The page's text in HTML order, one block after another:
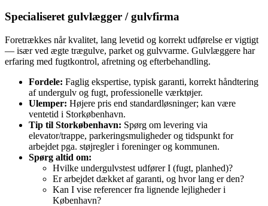
Specialiseret gulvlægger / gulvfirma
Foretrækkes når kvalitet, lang levetid og korrekt udførelse er vigtigt
— især ved ægte trægulve, parket og gulvvarme. Gulvlæggere har
erfaring med fugtkontrol, afretning og efterbehandling.
Fordele: Faglig ekspertise, typisk garanti, korrekt håndtering
af undergulv og fugt, professionelle værktøjer.
Ulemper: Højere pris end standardløsninger; kan være
ventetid i Storkøbenhavn.
Tip til Storkøbenhavn: Spørg om levering via
elevator/trappe, parkeringsmuligheder og tidspunkt for
arbejdet pga. støjregler i foreninger og kommunen.
Spørg altid om:
Hvilke undergulvstest udfører I (fugt, planhed)?
Er arbejdet dækket af garanti, og hvor lang er den?
Kan I vise referencer fra lignende lejligheder i
København?